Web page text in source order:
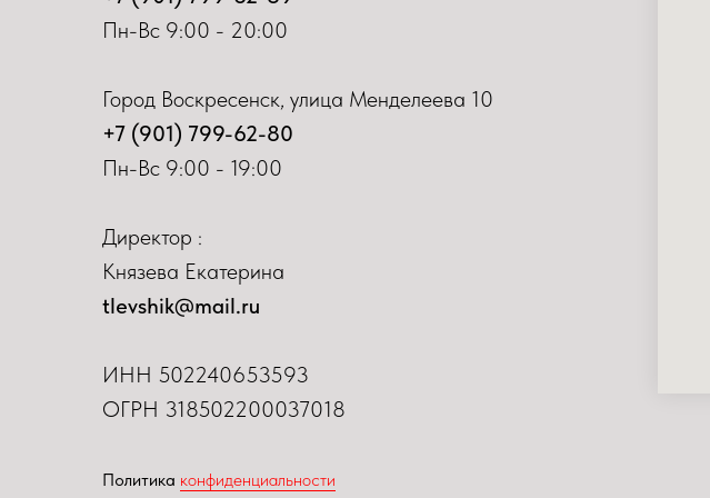
Пн-Вс 9:00 - 20:00
Город Воскресенск, улица Менделеева 10
+7 (901) 799-62-80
Пн-Вс 9:00 - 19:00
Директор :
Князева Екатерина
tlevshik@mail.ru
ИНН 502240653593
ОГРН 318502200037018
Политика конфиденциальности